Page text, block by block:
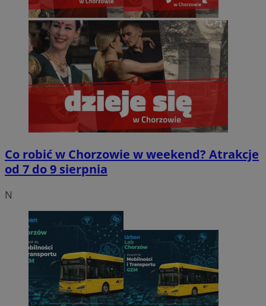
Co robić w Chorzowie w weekend? Atrakcje
od 7 do 9 sierpnia
N